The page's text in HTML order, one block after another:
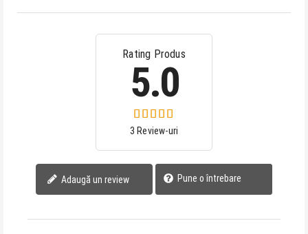
Rating Produs
5.0
3 Review-uri
Adaugă un review Pune o întrebare